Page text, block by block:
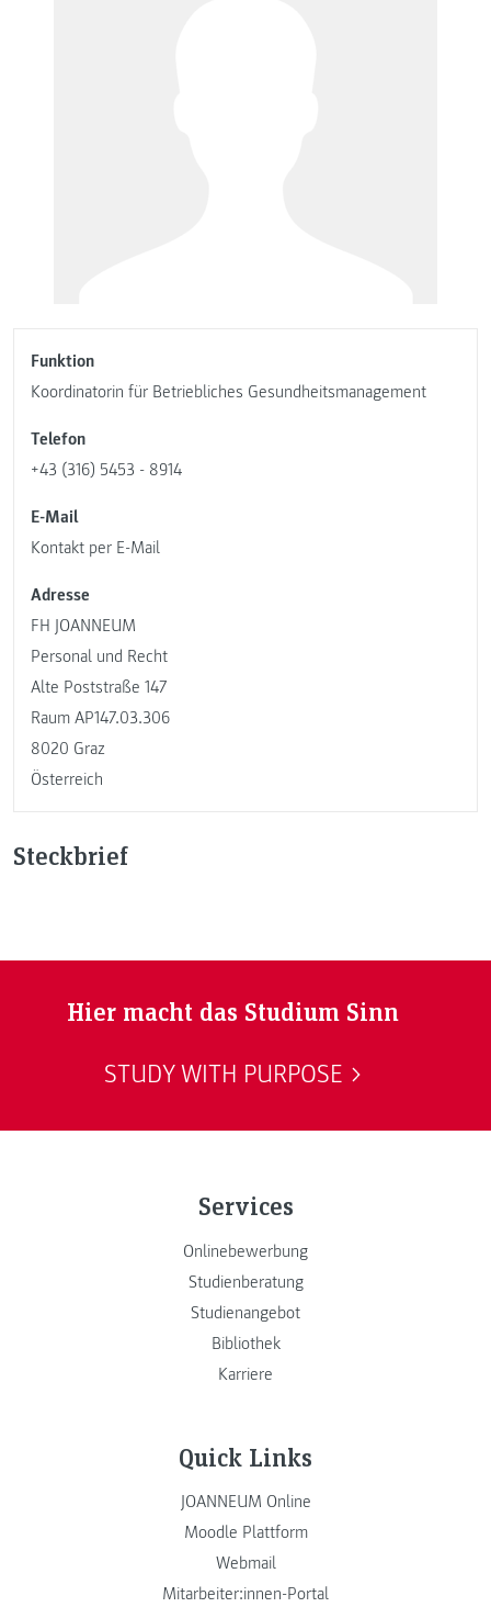
Funktion
Koordinatorin für Betriebliches Gesundheitsmanagement
Telefon
+43 (316) 5453 - 8914
E-Mail
Kontakt per E-Mail
Adresse
FH JOANNEUM
Personal und Recht
Alte Poststraße 147
Raum AP147.03.306
8020 Graz
Österreich
Steckbrief
Hier macht das Studium Sinn
STUDY WITH PURPOSE
Services
Onlinebewerbung
Studienberatung
Studienangebot
Bibliothek
Karriere
Quick Links
JOANNEUM Online
Moodle Plattform
Webmail
Mitarbeiter:innen-Portal